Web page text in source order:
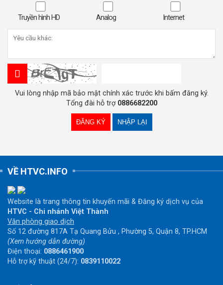
Truyền hình HD Analog Internet
Vui lòng nhập mã bảo mật chính xác trước khi bấm đăng ký.
Tổng đài hỗ trợ 0886682200
VỀ HTVC.INFO
Website là trang thông tin khuyến mãi & Đăng ký dịch vụ của
HTVC - Chi nhánh Việt Thành
Văn phòng giao dịch
Số 12 đường 817A Tạ Quang Bửu , Phường 5, Quận 8, TP.HCM
(Xem hướng dẫn đường)
Điện thoại: 0886461900
Hỗ trợ kỹ thuật (24/7): 0839110022